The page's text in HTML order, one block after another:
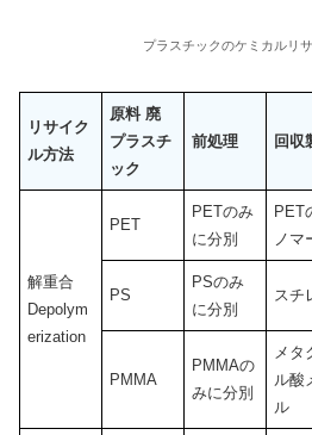
プラスチックのケミカルリ
リサイク
ル方法
原料 廃
プラスチ
ック
前処理 回収
解重合
Depolym
erization
PET
PETのみ
に分別
PET
ノマ
PS
PSのみ
に分別
スチ
PMMA
PMMAの
みに分別
メタ
ル酸
ル